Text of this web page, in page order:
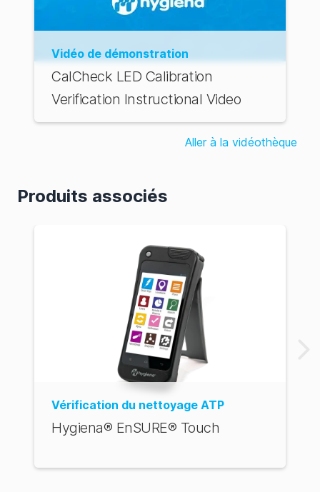
Vidéo de démonstration
CalCheck LED Calibration
Verification Instructional Video
Aller à la vidéothèque
Produits associés
Vérification du nettoyage ATP
Hygiena® EnSURE® Touch